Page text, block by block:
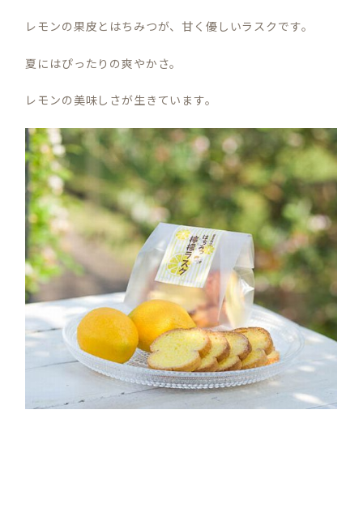
レモンの果皮とはちみつが、甘く優しいラスクです。
夏にはぴったりの爽やかさ。
レモンの美味しさが生きています。